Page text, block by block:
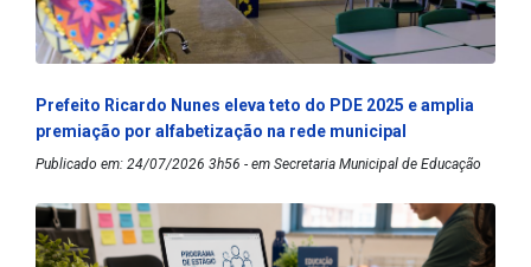
Prefeito Ricardo Nunes eleva teto do PDE 2025 e amplia
premiação por alfabetização na rede municipal
Publicado em: 24/07/2026 3h56 - em Secretaria Municipal de Educação